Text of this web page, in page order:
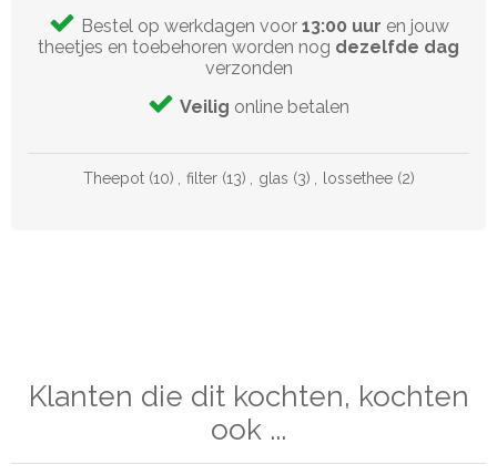
Bestel op werkdagen voor 13:00 uur en jouw
theetjes en toebehoren worden nog dezelfde dag
verzonden
Veilig online betalen
Theepot (10) , filter (13) , glas (3) , lossethee (2)
Klanten die dit kochten, kochten
ook ...